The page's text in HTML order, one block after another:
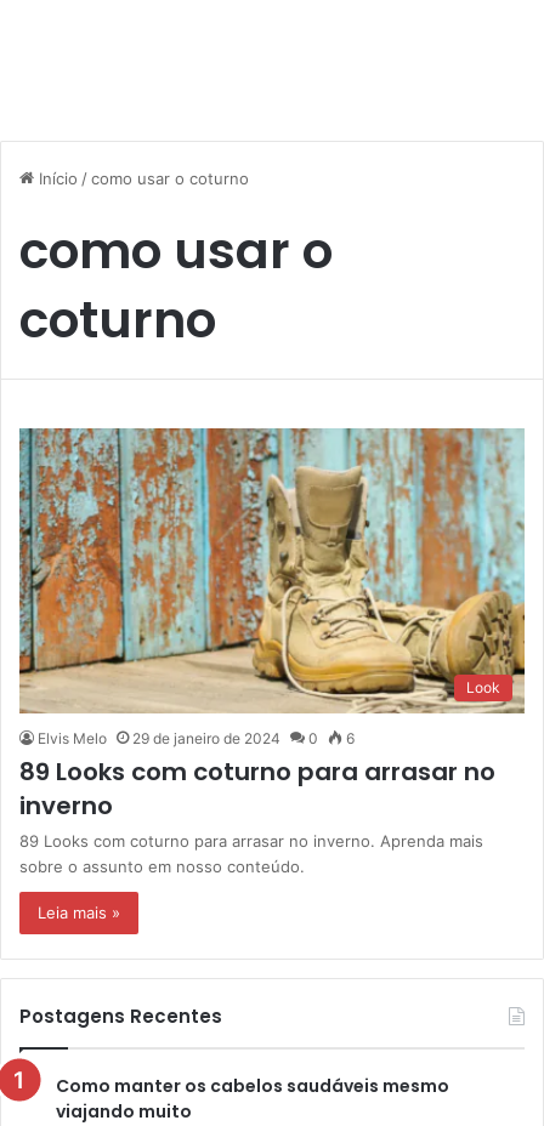
Início /como usar o coturno
como usar o
coturno
Look
Elvis Melo 29 de janeiro de 2024 0 6
89 Looks com coturno para arrasar no
inverno
89 Looks com coturno para arrasar no inverno. Aprenda mais
sobre o assunto em nosso conteúdo.
Leia mais »
Postagens Recentes
Como manter os cabelos saudáveis mesmo
viajando muito